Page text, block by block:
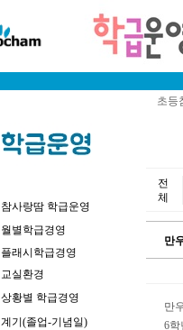
초등
참사랑땀 학급운영
월별학급경영
플래시학급경영
교실환경
상황별 학급경영
계기(졸업-기념일)
전
체
만
만
6학